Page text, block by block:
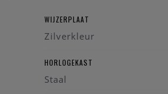
WIJZERPLAAT
Zilverkleur
HORLOGEKAST
Staal